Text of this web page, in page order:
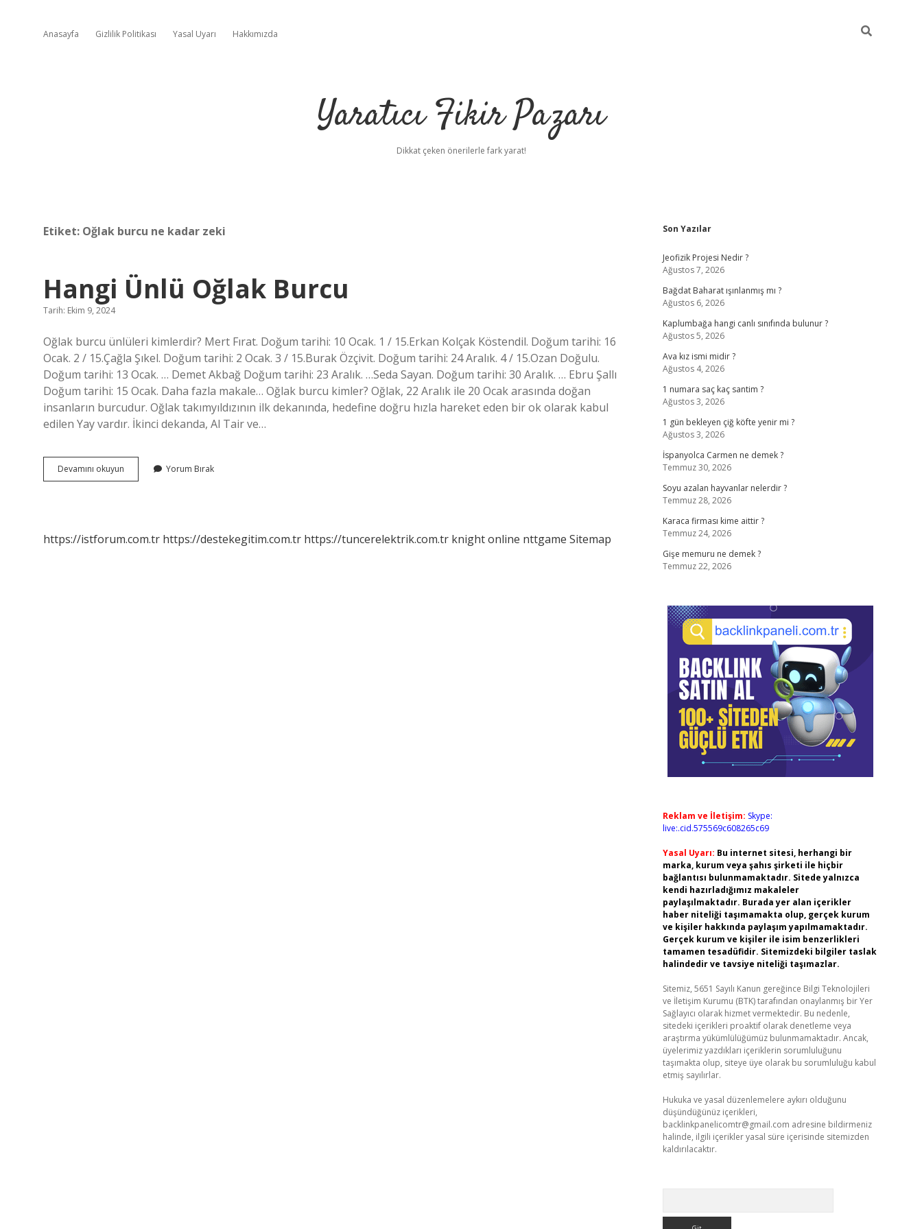
Anasayfa Gizlilik Politikası Yasal Uyarı Hakkımızda
Yaratıcı Fikir Pazarı
Dikkat çeken önerilerle fark yarat!
Etiket: Oğlak burcu ne kadar zeki
Hangi Ünlü Oğlak Burcu
Tarih: Ekim 9, 2024
Oğlak burcu ünlüleri kimlerdir? Mert Fırat. Doğum tarihi: 10 Ocak. 1 / 15.Erkan Kolçak Köstendil. Doğum tarihi: 16
Ocak. 2 / 15.Çağla Şıkel. Doğum tarihi: 2 Ocak. 3 / 15.Burak Özçivit. Doğum tarihi: 24 Aralık. 4 / 15.Ozan Doğulu.
Doğum tarihi: 13 Ocak. … Demet Akbağ Doğum tarihi: 23 Aralık. …Seda Sayan. Doğum tarihi: 30 Aralık. … Ebru Şallı
Doğum tarihi: 15 Ocak. Daha fazla makale… Oğlak burcu kimler? Oğlak, 22 Aralık ile 20 Ocak arasında doğan
insanların burcudur. Oğlak takımyıldızının ilk dekanında, hedefine doğru hızla hareket eden bir ok olarak kabul
edilen Yay vardır. İkinci dekanda, Al Tair ve…
Devamını okuyun
Ünlü
Yorum Bırak
https://istforum.com.tr https://destekegitim.com.tr https://tuncerelektrik.com.tr knight online nttgame Sitemap
Sidebar
Son Yazılar
Jeofizik Projesi Nedir ?
Ağustos 7, 2026
Bağdat Baharat ışınlanmış mı ?
Ağustos 6, 2026
Kaplumbağa hangi canlı sınıfında bulunur ?
Ağustos 5, 2026
Ava kız ismi midir ?
Ağustos 4, 2026
1 numara saç kaç santim ?
Ağustos 3, 2026
1 gün bekleyen çiğ köfte yenir mi ?
Ağustos 3, 2026
İspanyolca Carmen ne demek ?
Temmuz 30, 2026
Soyu azalan hayvanlar nelerdir ?
Temmuz 28, 2026
Karaca firması kime aittir ?
Temmuz 24, 2026
Gişe memuru ne demek ?
Temmuz 22, 2026
Reklam ve İletişim: Skype:
live:.cid.575569c608265c69
Yasal Uyarı: Bu internet sitesi, herhangi bir
marka, kurum veya şahıs şirketi ile hiçbir
bağlantısı bulunmamaktadır. Sitede yalnızca
kendi hazırladığımız makaleler
paylaşılmaktadır. Burada yer alan içerikler
haber niteliği taşımamakta olup, gerçek kurum
ve kişiler hakkında paylaşım yapılmamaktadır.
Gerçek kurum ve kişiler ile isim benzerlikleri
tamamen tesadüfidir. Sitemizdeki bilgiler taslak
halindedir ve tavsiye niteliği taşımazlar.
Sitemiz, 5651 Sayılı Kanun gereğince Bilgi Teknolojileri
ve İletişim Kurumu (BTK) tarafından onaylanmış bir Yer
Sağlayıcı olarak hizmet vermektedir. Bu nedenle,
sitedeki içerikleri proaktif olarak denetleme veya
araştırma yükümlülüğümüz bulunmamaktadır. Ancak,
üyelerimiz yazdıkları içeriklerin sorumluluğunu
taşımakta olup, siteye üye olarak bu sorumluluğu kabul
etmiş sayılırlar.
Hukuka ve yasal düzenlemelere aykırı olduğunu
düşündüğünüz içerikleri,
backlinkpanelicomtr@gmail.com adresine bildirmeniz
halinde, ilgili içerikler yasal süre içerisinde sitemizden
kaldırılacaktır.
grandoperabet giriş